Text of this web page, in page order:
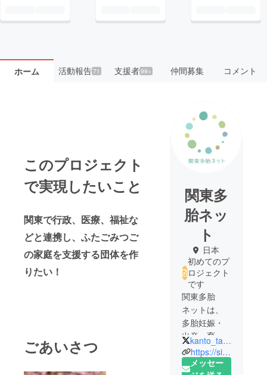
ホーム 活動報告71 支援者99+ 仲間募集 コメント
このプロジェクト
で実現したいこと
関東で行政、医療、福祉な
どと連携し、ふたごみつご
の家庭を支援する団体を作
りたい！
ごあいさつ
関東多
胎ネッ
ト
日本
初めてのプ
ロジェクト
です
関東多胎
ネットは、
多胎妊娠・
出産・育児
の支援団体
です。
kanto_tatai_net
https://sites.google.com/view/kanto-tatai-net/
メッセー